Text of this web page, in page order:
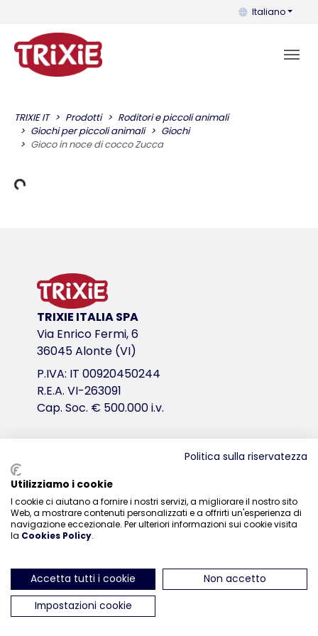
Puoi cambiare
Italiano
TRIXIE IT Prodotti
Roditori e piccoli animali
Giochi per piccoli animali
Giochi
Gioco in noce di cocco Zucca
TRIXIE ITALIA SPA
Via Enrico Fermi, 6
36045 Alonte (VI)
P.IVA: IT 00920450244
R.E.A. VI-263091
Cap. Soc. € 500.000 i.v.
0444-835329
ci trovi su Instagram
ci trovi su Facebook
ci trovi su YouTube
ci trovi suci trovi su
Politica sulla riservatezza
Utilizziamo i cookie
I cookie ci aiutano a fornire i nostri servizi, a migliorare il nostro sito
Web, a mostrare contenuti personalizzati e a offrirti un'esperienza di
navigazione eccezionale. Per ulteriori informazioni sui cookie visita
la Cookies Policy.
Accetta tutti i cookie
Non accetto
Impostazioni cookie